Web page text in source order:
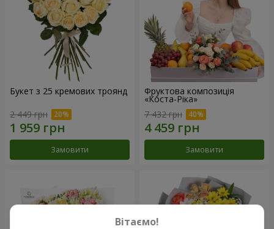
Букет з 25 кремових троянд
2 449 грн
Замовити
Фруктова композиція
«Коста-Ріка»
7 432 грн
Замовити
Вітаємо!